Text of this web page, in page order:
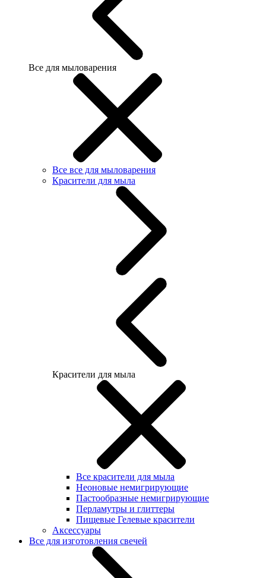
Все для мыловарения
Все все для мыловарения
Красители для мыла
Красители для мыла
Все красители для мыла
Неоновые немигрирующие
Пастообразные немигрирующие
Перламутры и глиттеры
Пищевые Гелевые красители
Аксессуары
Все для изготовления свечей